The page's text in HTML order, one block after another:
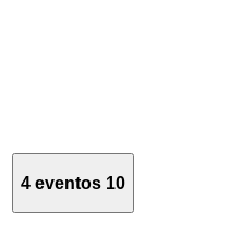
4 eventos 10